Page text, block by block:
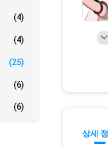
(4)
(4)
(25)
(6)
(6)
상세